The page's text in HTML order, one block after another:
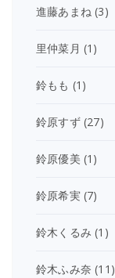
進藤あまね (3)
里仲菜月 (1)
鈴もも (1)
鈴原すず(27)
鈴原優美 (1)
鈴原希実(7)
鈴木くるみ (1)
鈴木ふみ奈 (11)